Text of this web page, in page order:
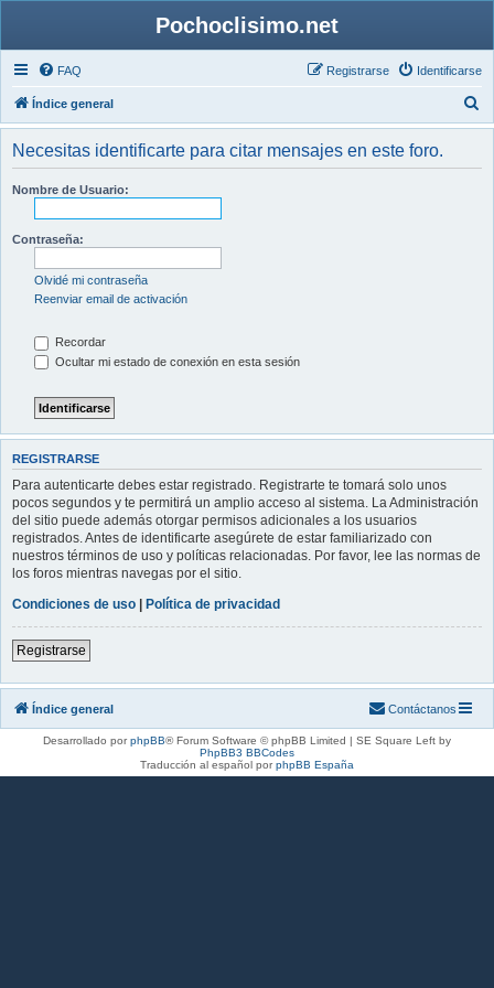
Pochoclisimo.net
FAQ Identificarse
Registrarse
Índice general
u
Necesitas identificarte para citar mensajes en este foro.
Nombre de Usuario:
Contraseña:
Olvidé mi contraseña
Reenviar email de activación
Recordar
Ocultar mi estado de conexión en esta sesión
REGISTRARSE
Para autenticarte debes estar registrado. Registrarte te tomará solo unos
pocos segundos y te permitirá un amplio acceso al sistema. La Administración
del sitio puede además otorgar permisos adicionales a los usuarios
registrados. Antes de identificarte asegúrete de estar familiarizado con
nuestros términos de uso y políticas relacionadas. Por favor, lee las normas de
los foros mientras navegas por el sitio.
Condiciones de uso | Política de privacidad
Registrarse
Índice general Contáctanos
Desarrollado porphpBB® Forum Software © phpBB Limited | SE Square Left by
PhpBB3 BBCodes
Traducción al español porphpBB España